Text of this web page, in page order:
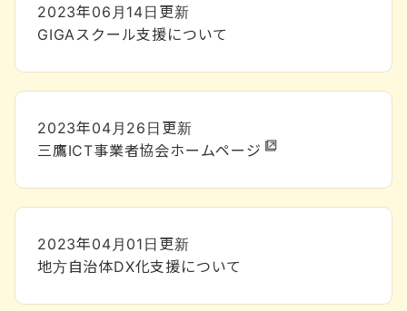
2023年06月14日 更新
GIGAスクール支援について
2023年04月26日 更新
三鷹ICT事業者協会ホームページ
2023年04月01日 更新
地方自治体DX化支援について